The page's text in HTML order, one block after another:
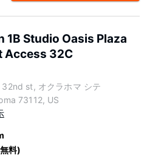
1B Studio Oasis Plaza
Access 32C
st, オクラホマ シテ
73112, US
料)